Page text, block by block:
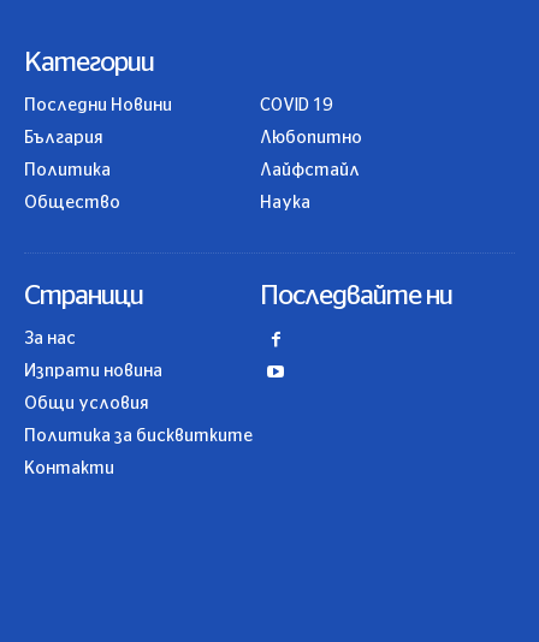
Категории
Последни Новини
България
Политика
Общество
COVID 19
Любопитно
Лайфстайл
Наука
Страници
За нас
Изпрати новина
Общи условия
Политика за бисквитките
Контакти
Последвайте ни